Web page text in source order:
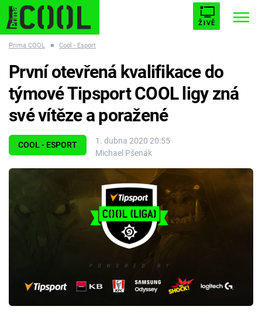
ŽIVĚ
ESCAPE PLNEJ KOTEL AVENGERS 5
Témata
Seriály
Pořady
Prima COOL ■ Cool - Esport
COOL - ESPORT
1. dubna 2020 20:55
Michael Pšenák
První otevřená kvalifikace do
týmové Tipsport COOL ligy zná
své vítěze a poražené